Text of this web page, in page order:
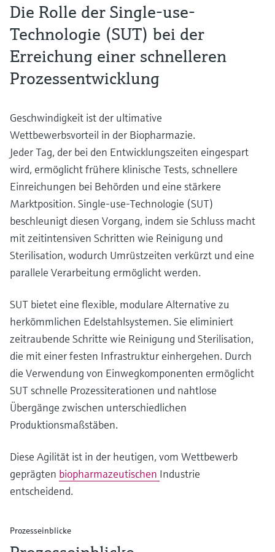
Die Rolle der Single-use-
Technologie (SUT) bei der
Erreichung einer schnelleren
Prozessentwicklung
Geschwindigkeit ist der ultimative
Wettbewerbsvorteil in der Biopharmazie.
Jeder Tag, der bei den Entwicklungszeiten eingespart
wird, ermöglicht frühere klinische Tests, schnellere
Einreichungen bei Behörden und eine stärkere
Marktposition. Single-use-Technologie (SUT)
beschleunigt diesen Vorgang, indem sie Schluss macht
mit zeitintensiven Schritten wie Reinigung und
Sterilisation, wodurch Umrüstzeiten verkürzt und eine
parallele Verarbeitung ermöglicht werden.
SUT bietet eine flexible, modulare Alternative zu
herkömmlichen Edelstahlsystemen. Sie eliminiert
zeitraubende Schritte wie Reinigung und Sterilisation,
die mit einer festen Infrastruktur einhergehen. Durch
die Verwendung von Einwegkomponenten ermöglicht
SUT schnelle Prozessiterationen und nahtlose
Übergänge zwischen unterschiedlichen
Produktionsmaßstäben.
Diese Agilität ist in der heutigen, vom Wettbewerb
geprägten biopharmazeutischen Industrie
entscheidend.
Prozesseinblicke